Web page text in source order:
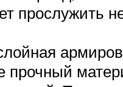
прослужить
прочный